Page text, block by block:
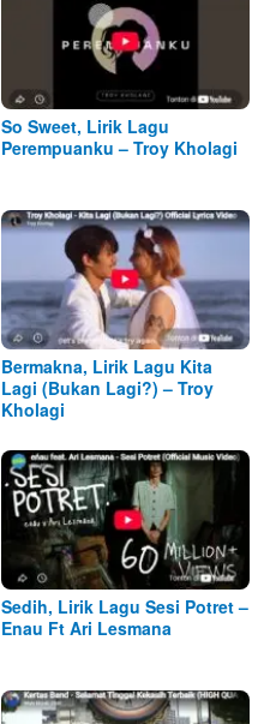
So Sweet, Lirik Lagu
Perempuanku – Troy Kholagi
Bermakna, Lirik Lagu Kita
Lagi (Bukan Lagi?) – Troy
Kholagi
Sedih, Lirik Lagu Sesi Potret –
Enau Ft Ari Lesmana